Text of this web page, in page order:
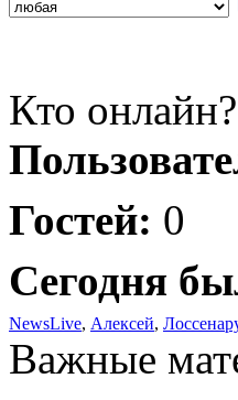
Кто онлайн?
Гостей: 0
Сегодня
NewsLive, Алексей,
Важные